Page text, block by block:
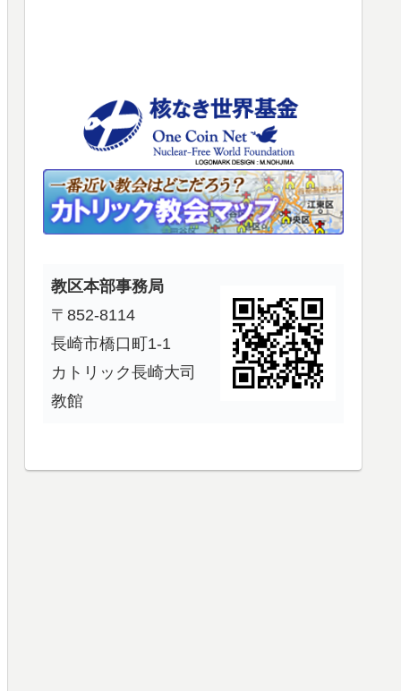
く
さ
い。
教区本部事務局
〒852-8114
長崎市橋口町1-1
カトリック長崎大司
教館